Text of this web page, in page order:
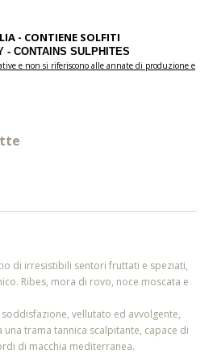
- CONTIENE SOLFITI
SULPHITES
e non si riferiscono alle annate di produzione e
di irresistibili sentori fruttati e speziati,
Ribes, mora di rovo, noce moscata e
vellutato ed avvolgente,
trama tannica scalpitante, capace di
di macchia mediterranea.